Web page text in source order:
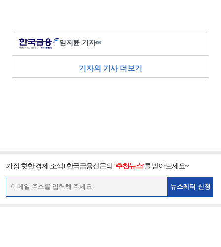
임지윤 기자✉
기자의 기사 더보기
가장 핫한 경제 소식! 한국금융신문의 ‘추천뉴스’를 받아보세요~
뉴스레터 신청